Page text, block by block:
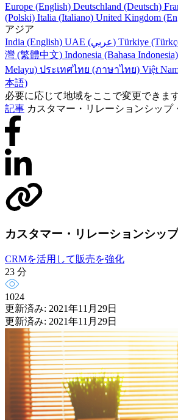
Europe (English) Deutschland (Deutsch)
(Polski) Italia (Italiano) United Kingdom
アジア
India (English)
UAE (عربي) Türkiye
灣 (繁體中文) Indonesia (Bahasa Indonesia)
Melayu) ประเทศไทย (ภาษาไทย) Việt
本語)
必要に応じて地域をここで変更できま
記事 カスタマー・リレーションシップ
カスタマー・リレーションシッ
CRMを活用して販売を強化
23 分
1024
更新済み: 2021年11月29日
更新済み: 2021年11月29日